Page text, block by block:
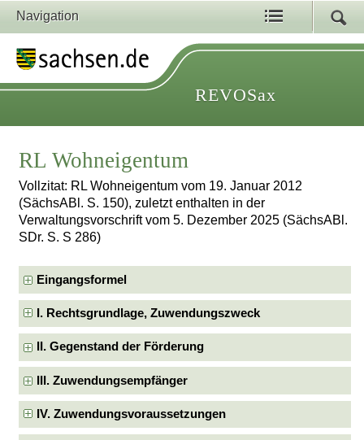
Navigation
REVOSax
RL Wohneigentum
Vollzitat: RL Wohneigentum vom 19. Januar 2012
(SächsABl. S. 150), zuletzt enthalten in der
Verwaltungsvorschrift vom 5. Dezember 2025 (SächsABl.
SDr. S. S 286)
Eingangsformel
I. Rechtsgrundlage, Zuwendungszweck
II. Gegenstand der Förderung
III. Zuwendungsempfänger
IV. Zuwendungsvoraussetzungen